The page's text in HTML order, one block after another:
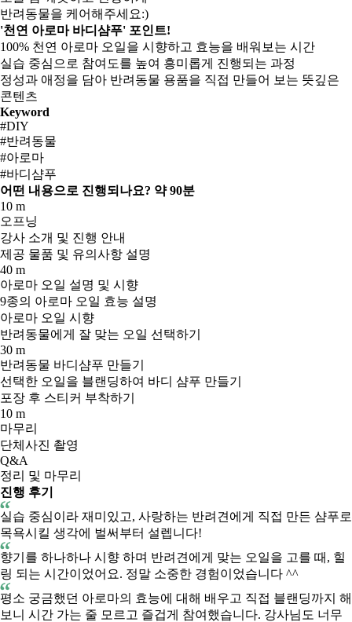
반려동물을 케어해주세요:)
'천연 아로마 바디샴푸' 포인트!
100% 천연 아로마 오일을 시향하고 효능을 배워보는 시간
실습 중심으로 참여도를 높여 흥미롭게 진행되는 과정
정성과 애정을 담아 반려동물 용품을 직접 만들어 보는 뜻깊은
콘텐츠
Keyword
#DIY
#반려동물
#아로마
#바디샴푸
어떤 내용으로 진행되나요? 약 90분
10 m
오프닝
강사 소개 및 진행 안내
제공 물품 및 유의사항 설명
40 m
아로마 오일 설명 및 시향
9종의 아로마 오일 효능 설명
아로마 오일 시향
반려동물에게 잘 맞는 오일 선택하기
30 m
반려동물 바디샴푸 만들기
선택한 오일을 블랜딩하여 바디 샴푸 만들기
포장 후 스티커 부착하기
10 m
마무리
단체사진 촬영
Q&A
정리 및 마무리
진행 후기
실습 중심이라 재미있고, 사랑하는 반려견에게 직접 만든 샴푸로
목욕시킬 생각에 벌써부터 설렙니다!
향기를 하나하나 시향 하며 반려견에게 맞는 오일을 고를 때, 힐
링 되는 시간이었어요. 정말 소중한 경험이었습니다 ^^
평소 궁금했던 아로마의 효능에 대해 배우고 직접 블랜딩까지 해
보니 시간 가는 줄 모르고 즐겁게 참여했습니다. 강사님도 너무